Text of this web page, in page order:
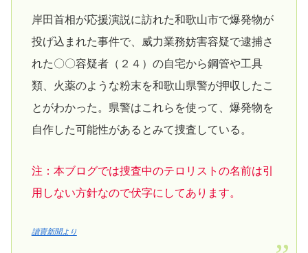
岸田首相が応援演説に訪れた和歌山市で爆発物が
投げ込まれた事件で、威力業務妨害容疑で逮捕さ
れた〇〇容疑者（２４）の自宅から鋼管や工具
類、火薬のような粉末を和歌山県警が押収したこ
とがわかった。県警はこれらを使って、爆発物を
自作した可能性があるとみて捜査している。
注： 本ブログでは捜査中のテロリストの名前は引
用しない方針なので伏字にしてあります。
讀賣新聞より